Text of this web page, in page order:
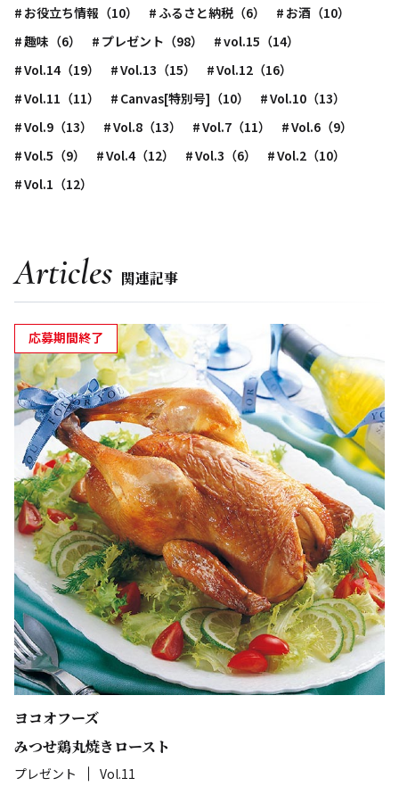
お役立ち情報（10） ふるさと納税（6）
お酒（10）
趣味（6）
プレゼント（98）
vol.15（14）
Vol.14（19）
Vol.13（15）
Vol.12（16）
Vol.11（11）
Canvas[特別号]（10）
Vol.10（13）
Vol.9（13）
Vol.8（13） Vol.7（11）
Vol.6（9）
Vol.5（9）
Vol.4（12） Vol.3（6）
Vol.2（10）
Vol.1（12）
Articles 関連記事
応募期間終了
ヨコオフーズ
みつせ鶏丸焼きロースト
プレゼント Vol.11